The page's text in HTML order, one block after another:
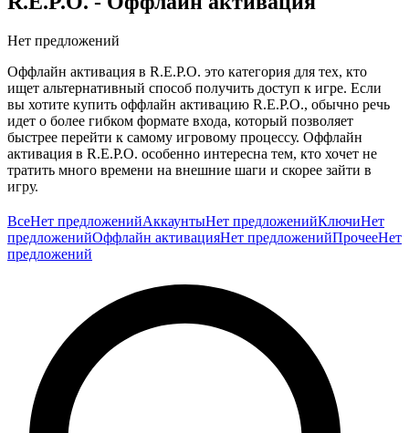
Нет предложений
Оффлайн активация в R.E.P.O. это категория для тех, кто
ищет альтернативный способ получить доступ к игре. Если
вы хотите купить оффлайн активацию R.E.P.O., обычно речь
идет о более гибком формате входа, который позволяет
быстрее перейти к самому игровому процессу. Оффлайн
активация в R.E.P.O. особенно интересна тем, кто хочет не
тратить много времени на внешние шаги и скорее зайти в
игру.
Для кооперативной игры это особенно удобно. Часто здесь не
нужен долгий разгон, потому что главный интерес начинается
в самой сессии: вы уже тащите добычу, координируетесь,
спорите, ошибаетесь и пытаетесь довести заход до конца.
Поэтому гибкий формат доступа полезен тем, кто хочет
быстрее добраться именно до этого момента.
Покупка оффлайн активации R.E.P.O. обычно нужна тем, кто
ищет более вариативный способ старта. На GG.Store такие
предложения размещают сами игроки, поэтому категорию
удобно использовать как практичный вариант для входа в
игру.
ВсеНет предложенийАккаунтыНет предложенийКлючиНет
предложенийОффлайн активацияНет предложенийПрочееНет
предложений